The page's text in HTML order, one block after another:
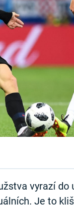
vyrazí do
Je to